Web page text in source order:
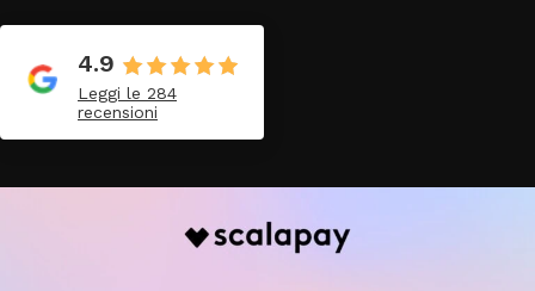
4.9
Leggi le 284
recensioni